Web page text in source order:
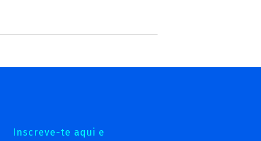
Inscreve-te aqui e